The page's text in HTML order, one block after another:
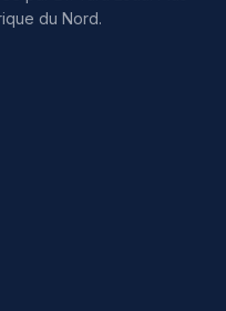
du Nord.